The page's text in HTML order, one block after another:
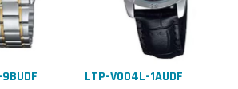
LTP-V004L-1AUDF